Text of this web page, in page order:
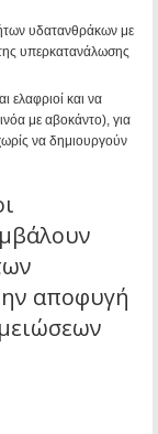
υδατανθράκων με
υπερκατανάλωσης
ελαφριοί και να
με αβοκάντο), για
να δημιουργούν
αποφυγή